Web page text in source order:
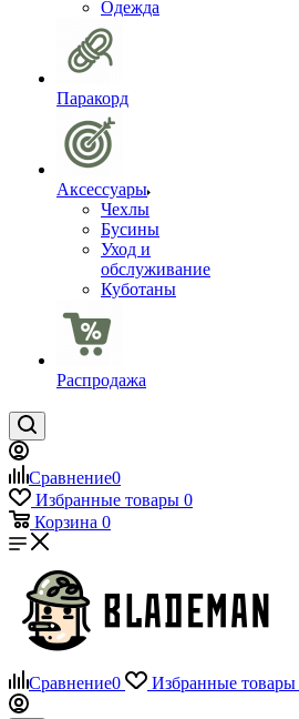
Одежда
Паракорд
Аксессуары
Чехлы
Бусины
Уход и
обслуживание
Куботаны
Распродажа
Сравнение0
Избранные товары 0
Корзина 0
Сравнение0 Избранные товары